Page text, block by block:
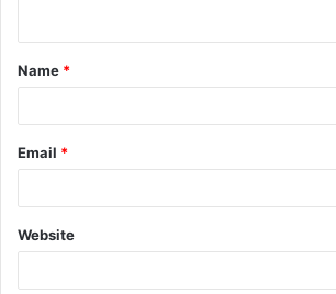
t
*
Name *
Email *
Website